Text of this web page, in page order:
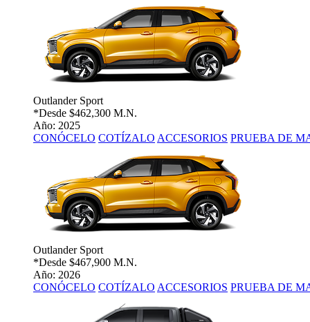
Outlander Sport
*Desde $462,300 M.N.
Año: 2025
CONÓCELO COTÍZALO ACCESORIOS PRUEBA DE
Outlander Sport
*Desde $467,900 M.N.
Año: 2026
CONÓCELO COTÍZALO ACCESORIOS PRUEBA DE